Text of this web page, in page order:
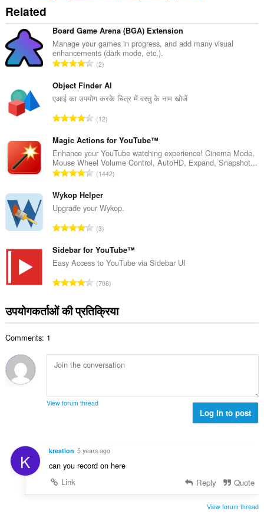
side
data.
Related
Board Game Arena (BGA) Extension
Manage your games in progress, and add many visual
enhancements (dark mode, etc.).
रे
ग
की
ल
ख्या
:
2
Object Finder AI
एआई का उपयोग करके चित्र में वस्तु के नाम खोजें
रे
ग
की
कु
ल
ख्या
:
12
Magic Actions for YouTube™
Enhance your YouTube watching experience! Cinema Mode,
Mouse Wheel Volume Control, AutoHD, Expand, Snapshot...
रे
ग
की
ल
ख्या
:
1442
Wykop Helper
Upgrade your Wykop.
रे
ग
की
ल
ख्या
:
3
Sidebar for YouTube™
Easy Access to YouTube via Sidebar UI
रे
ग
की
सं
ख्या
708
उपयोगकर्ताओं की प्रतिक्रिया
Comments: 1
View forum thread
Log in to post
K kreation 5 years ago
can you record on here
Link
Reply Quote
View forum thread